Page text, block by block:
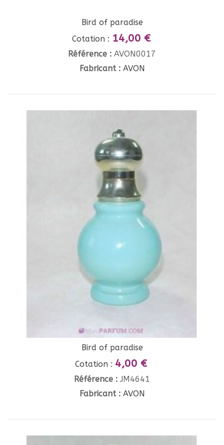
Bird of paradise
Cotation : 14,00 €
Référence : AVON0017
Fabricant : AVON
Bird of paradise
Cotation : 4,00 €
Référence : JM4641
Fabricant : AVON